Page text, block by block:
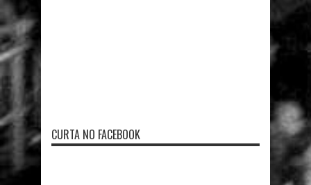
CURTA NO FACEBOOK